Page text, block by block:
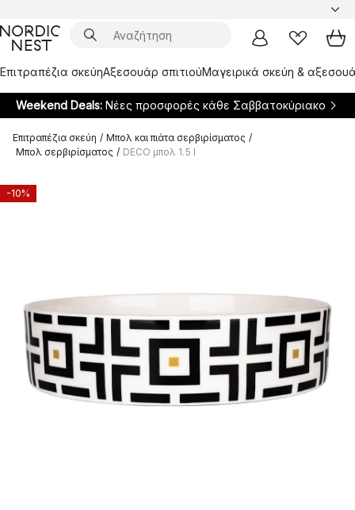
Επιτραπέζια σκεύηΑξεσουάρ σπιτιούΜαγειρικά σκεύη &
Weekend Deals: Νέες προσφορές κάθε Σαββατοκύριακο
Επιτραπέζια σκεύη / Μπολ και πιάτα σερβιρίσματος /
Μπολ σερβιρίσματος / DECO μπολ 1.5 l
-10%